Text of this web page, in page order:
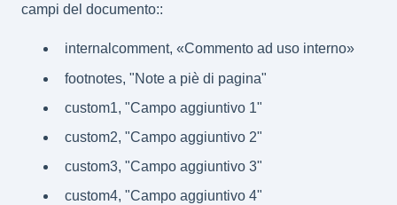
campi del documento::
internalcomment, «Commento ad uso interno»
footnotes, "Note a piè di pagina"
custom1, "Campo aggiuntivo 1"
custom2, "Campo aggiuntivo 2"
custom3, "Campo aggiuntivo 3"
custom4, "Campo aggiuntivo 4"